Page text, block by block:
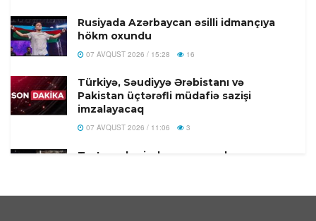
Rusiyada Azərbaycan əsilli idmançıya
hökm oxundu
07 AVQUST 2026 / 15:28 16
Türkiyə, Səudiyyə Ərəbistanı və
Pakistan üçtərəfli müdafiə sazişi
imzalayacaq
07 AVQUST 2026 / 11:06 3
Tərtər şəhərində ər və arvadın yanaraq